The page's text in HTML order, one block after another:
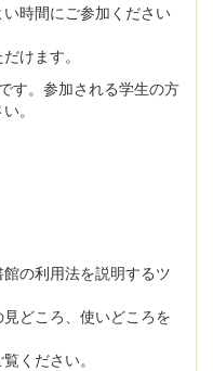
時間にご参加ください
けます。
す。参加される学生の方
。
の利用法を説明するツ
どころ、使いどころを
ください。